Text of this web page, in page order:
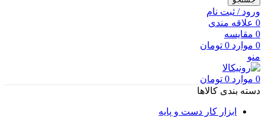
ورود / ثبت نام
0 علاقه مندی
0 مقایسه
0 موارد 0 تومان
منو
0 موارد 0 تومان
دسته بندی کالاها
ابزار کار دست و پایه